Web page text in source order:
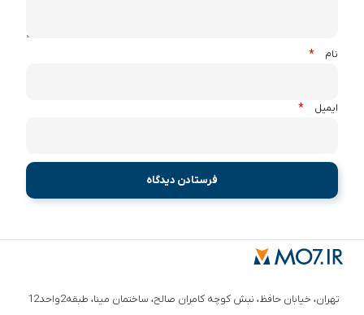
نام *
ایمیل *
تهران، خیابان حافظ، نبش کوچه کامران صالح، ساختمان مینا، طبقه2واحد12